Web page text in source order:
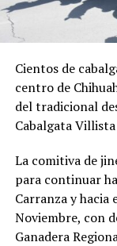
Cientos de
centro de
del tradicional
Cabalgata
La comitiva de
para continuar
Carranza y hacia
Noviembre, con
Ganadera